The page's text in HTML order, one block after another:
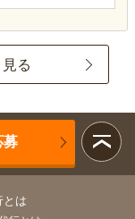
る
募
とは